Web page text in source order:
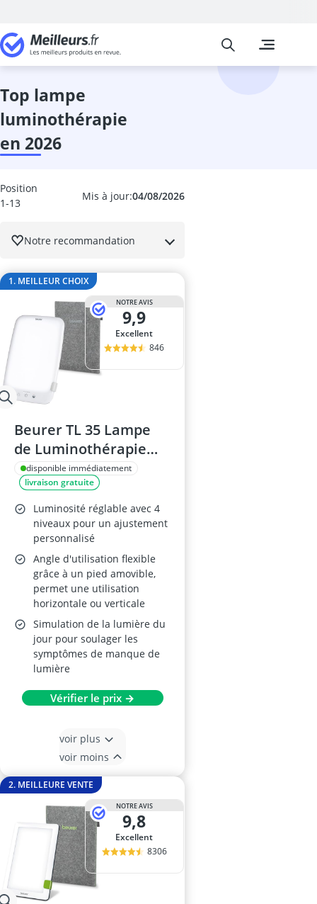
Cuisine et
Abattant wc
Meilleurs
top lampe
luminothérapie
en 2026
Mis à jour:04/08/2026
Position
1-13
Notre recommandation
1. MEILLEUR CHOIX
NOTRE AVIS
9,9
Excellent
846
Beurer TL 35 Lampe
de Luminothérapie
10.000 Lux
disponible immédiatement
livraison gratuite
Luminosité réglable avec 4
niveaux pour un ajustement
personnalisé
Angle d'utilisation flexible
grâce à un pied amovible,
permet une utilisation
horizontale ou verticale
Simulation de la lumière du
jour pour soulager les
symptômes de manque de
lumière
Vérifier le prix →
voir plus
voir moins
2. MEILLEURE VENTE
NOTRE AVIS
9,8
Excellent
8306